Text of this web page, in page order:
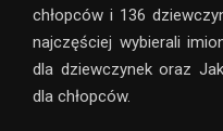
chłopców i 136
najczęściej wybierali
dla dziewczynek oraz
dla chłopców.